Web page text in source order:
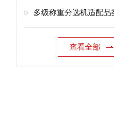
多级称重分选机适配品
查看全部